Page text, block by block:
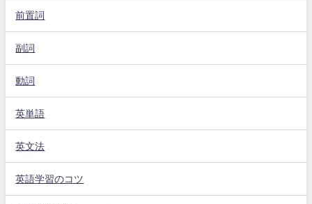
前置詞
副詞
動詞
英単語
英文法
英語学習のコツ